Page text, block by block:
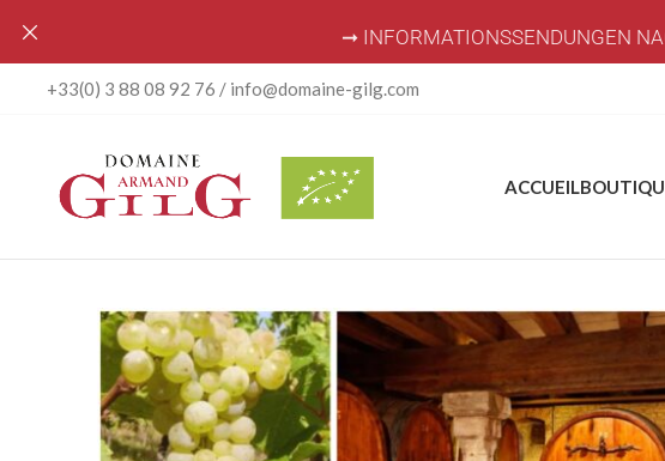
+33(0) 3 88 08 92 76 / info@domaine-gilg.com
ACCUEIL
➞ INFORMATIONSSENDUNGEN